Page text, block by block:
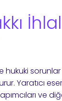
hukuki
Yaratıcı
ve